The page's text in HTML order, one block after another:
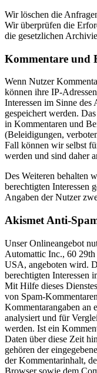
Wir löschen die
Wir überprüfen die
die gesetzlichen
Kommentare und
Wenn Nutzer
können ihre IP-
Interessen im Sinne
gespeichert werden.
in Kommentaren und
(Beleidigungen,
Fall können wir selbst
werden und sind daher
Des Weiteren behalten
berechtigten
Angaben der Nutzer
Akismet Anti-
Unser Onlineangebot
Automattic Inc., 60
USA, angeboten wird.
berechtigten Interessen
Mit Hilfe dieses
von Spam-
Kommentarangaben an
analysiert und für
werden. Ist ein
Daten über diese Zeit
gehören der
der Kommentarinhalt,
Browser sowie dem